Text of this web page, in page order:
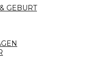
GEBURT